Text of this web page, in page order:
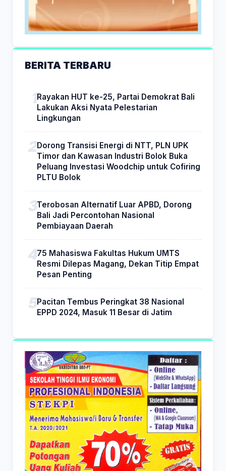
BERITA TERBARU
Rayakan HUT ke-25, Partai Demokrat Bali
Lakukan Aksi Nyata Pelestarian
Lingkungan
Dorong Transisi Energi di NTT, PLN UPK
Timor dan Kawasan Industri Bolok Buka
Peluang Investasi Woodchip untuk Cofiring
PLTU Bolok
Terobosan Alternatif Luar APBD, Dorong
Bali Jadi Percontohan Nasional
Pembiayaan Daerah
75 Mahasiswa Fakultas Hukum UMTS
Resmi Dilepas Magang, Dekan Titip Empat
Pesan Penting
Pacitan Tembus Peringkat 38 Nasional
EPPD 2024, Masuk 11 Besar di Jatim